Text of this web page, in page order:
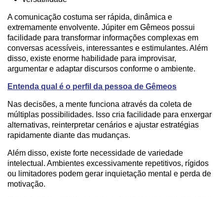
A comunicação costuma ser rápida, dinâmica e
extremamente envolvente. Júpiter em Gêmeos possui
facilidade para transformar informações complexas em
conversas acessíveis, interessantes e estimulantes. Além
disso, existe enorme habilidade para improvisar,
argumentar e adaptar discursos conforme o ambiente.
Entenda qual é o perfil da pessoa de Gêmeos
Nas decisões, a mente funciona através da coleta de
múltiplas possibilidades. Isso cria facilidade para enxergar
alternativas, reinterpretar cenários e ajustar estratégias
rapidamente diante das mudanças.
Além disso, existe forte necessidade de variedade
intelectual. Ambientes excessivamente repetitivos, rígidos
ou limitadores podem gerar inquietação mental e perda de
motivação.